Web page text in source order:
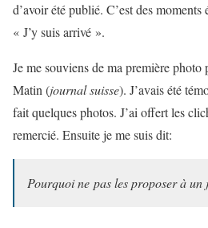
d’avoir été publié. C’est des
« J’y suis arrivé ».
Je me souviens de ma première photo
Matin (journal suisse). J’avais été
fait quelques photos. J’ai offert les
remercié. Ensuite je me suis dit:
Pourquoi ne pas les proposer à